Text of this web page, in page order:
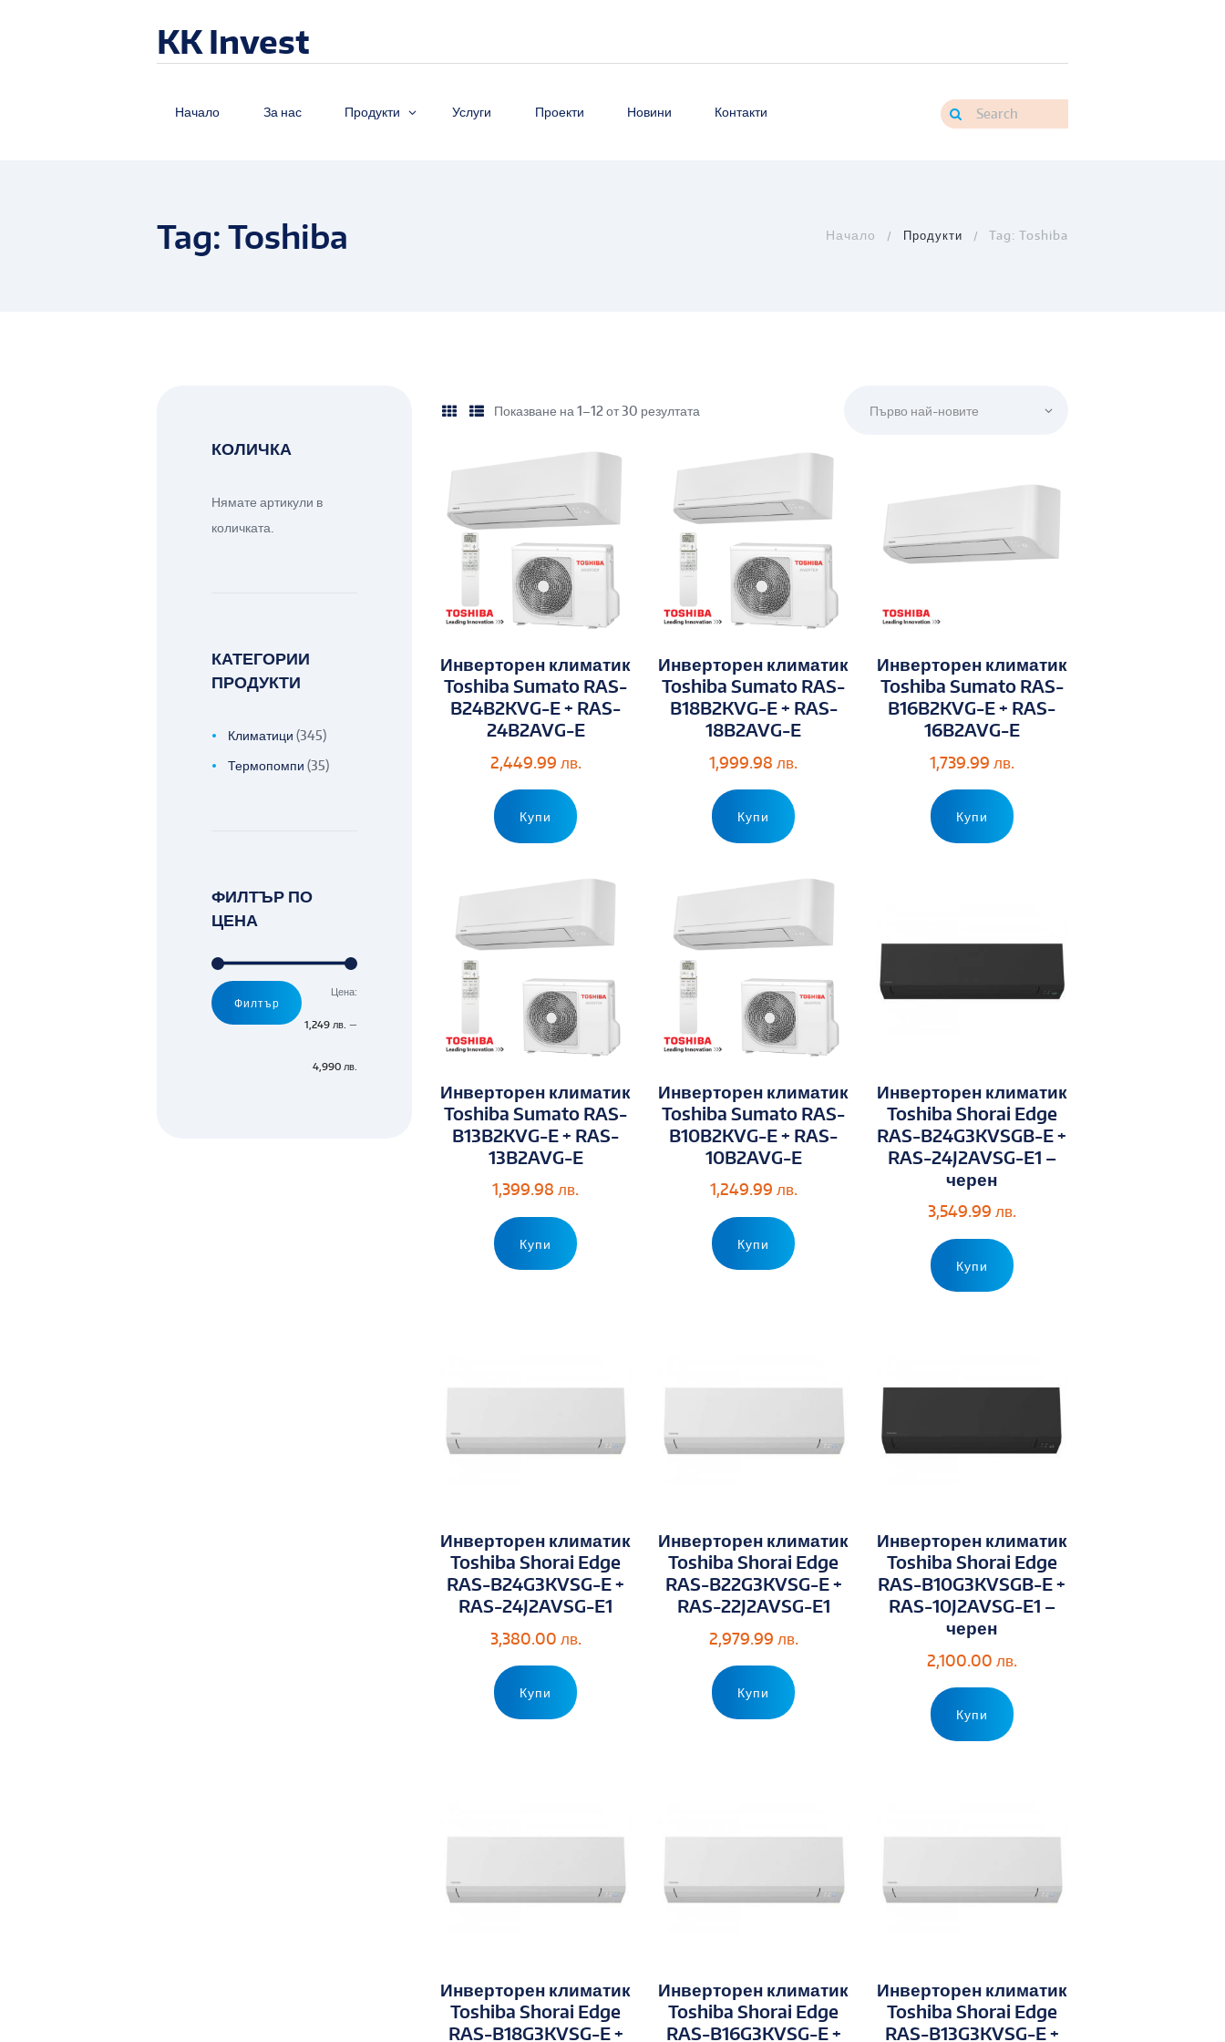
KK Invest
Начало За нас Продукти Услуги Проекти Новини Контакти
Tag: Toshiba Продукти Tag: Toshiba
Показване на 1–12 от 30 резултата
Инверторен климатик
Toshiba Sumato RAS-
B24B2KVG-E + RAS-
24B2AVG-E
2,449.99 лв.
Купи
Инверторен климатик
Toshiba Sumato RAS-
B18B2KVG-E + RAS-
18B2AVG-E
1,999.98лв.
Купи
Инверторен климатик
Toshiba Sumato RAS-
B16B2KVG-E + RAS-
16B2AVG-E
1,739.99 лв.
Купи
Инверторен климатик
Toshiba Sumato RAS-
B13B2KVG-E + RAS-
13B2AVG-E
1,399.98лв.
Купи
Инверторен климатик
Toshiba Sumato RAS-
B10B2KVG-E + RAS-
10B2AVG-E
1,249.99 лв.
Купи
Инверторен климатик
Toshiba Shorai Edge
RAS-B24G3KVSGB-E +
RAS-24J2AVSG-E1 –
черен
3,549.99 лв.
Купи
Инверторен климатик
Toshiba Shorai Edge
RAS-B24G3KVSG-E +
RAS-24J2AVSG-E1
3,380.00 лв.
Купи
Инверторен климатик
Toshiba Shorai Edge
RAS-B22G3KVSG-E +
RAS-22J2AVSG-E1
2,979.99 лв.
Купи
Инверторен климатик
Toshiba Shorai Edge
RAS-B10G3KVSGB-E +
RAS-10J2AVSG-E1 –
черен
2,100.00 лв.
Купи
Инверторен климатик
Toshiba Shorai Edge
RAS-B18G3KVSG-E +
Инверторен климатик
Toshiba Shorai Edge
RAS-B16G3KVSG-E +
Инверторен климатик
Toshiba Shorai Edge
RAS-B13G3KVSG-E +
КОЛИЧКА
Нямате артикули в
количката.
КАТЕГОРИИ
ПРОДУКТИ
Климатици (345)
Термопомпи (35)
ФИЛТЪР ПО
ЦЕНА
Минимална
Максимална
Филтър
Цена:
1,249 лв. —
4,990 лв.